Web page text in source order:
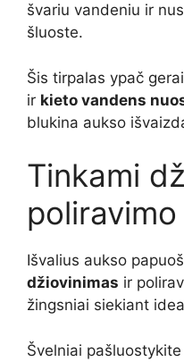
švariu vandeniu ir
šluoste.
Šis tirpalas ypač
ir kieto vandens
blukina aukso
Tinkami
Išvalius aukso
džiovinimas ir
žingsniai siekiant
Švelniai